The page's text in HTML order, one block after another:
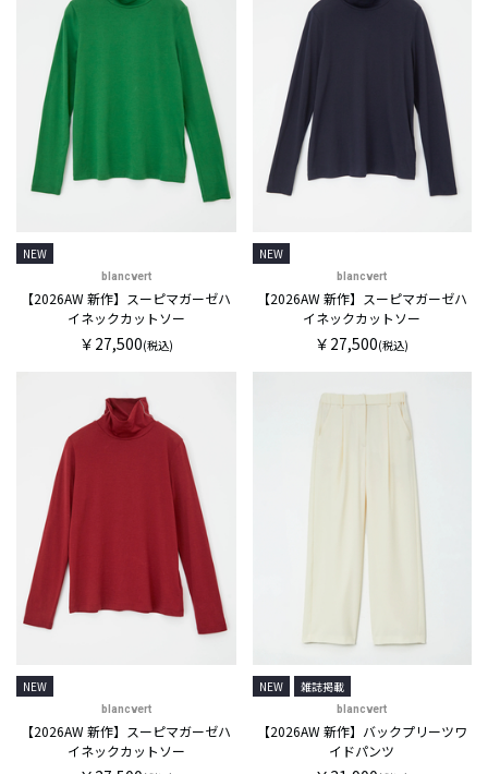
NEW
blancvert
【2026AW 新作】スーピマガーゼハ
イネックカットソー
￥27,500(税込)
NEW
blancvert
【2026AW 新作】スーピマガーゼハ
イネックカットソー
￥27,500(税込)
NEW
blancvert
【2026AW 新作】スーピマガーゼハ
イネックカットソー
NEW 雑誌掲載
blancvert
【2026AW 新作】バックプリーツワ
イドパンツ